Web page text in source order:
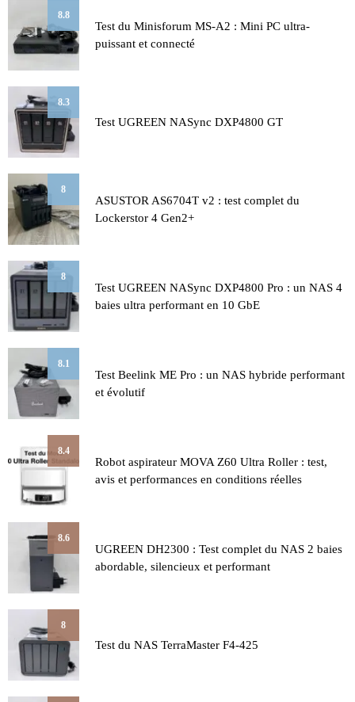
8.8
Test du Minisforum MS-A2 : Mini PC ultra-
puissant et connecté
8.3
Test UGREEN NASync DXP4800 GT
8
ASUSTOR AS6704T v2 : test complet du
Lockerstor 4 Gen2+
8
Test UGREEN NASync DXP4800 Pro : un NAS 4
baies ultra performant en 10 GbE
8.1
Test Beelink ME Pro : un NAS hybride performant
et évolutif
8.4
Robot aspirateur MOVA Z60 Ultra Roller : test,
avis et performances en conditions réelles
8.6
UGREEN DH2300 : Test complet du NAS 2 baies
abordable, silencieux et performant
8
Test du NAS TerraMaster F4-425